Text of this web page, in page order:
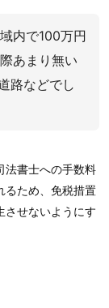
内で100万円
あまり無い
路などでし
法書士への手数料
るため、免税措置
させないようにす